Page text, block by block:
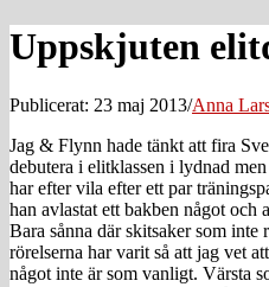
Uppskjuten
Publicerat: 23 maj 2013/Anna
Jag & Flynn hade tänkt att fira
debutera i elitklassen i lydnad
har efter vila efter ett par
han avlastat ett bakben något
Bara sånna där skitsaker som
rörelserna har varit så att jag vet
något inte är som vanligt. Värsta